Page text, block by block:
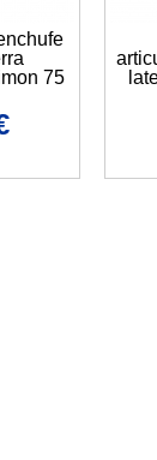
75